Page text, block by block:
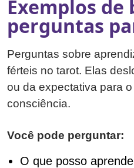
Exemplos de
perguntas
Perguntas sobre
férteis no tarot. Elas
ou da expectativa para
consciência.
Você pode perguntar:
O que posso